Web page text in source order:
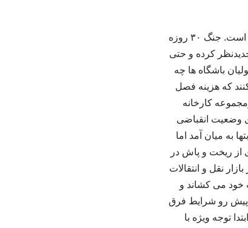
به گزارش خبرگزاری خبرآنلاین؛ وضعیت بسیاری از تیم ها برای فصل آینده رقابتهای لیگ برتر نامشخص است. جنگ ۳۰ روزه
کرده و حتی
باشگاه ها چه
که هزینه فصل
کارخانه
وضعیت انقباضی
به میان آمد اما
از ریخت و پاش در
نقل و انتقالات
خود می کشاند و
پیش رو شرایط فرق
توجه ویژه با